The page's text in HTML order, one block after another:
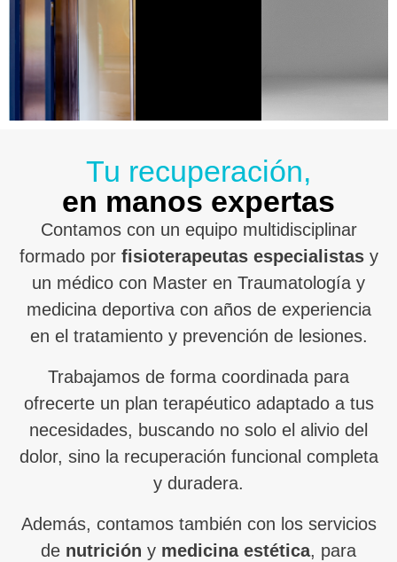
Tu recuperación,
en manos expertas
Contamos con un equipo multidisciplinar
formado por fisioterapeutas especialistasy
un médico con Master en Traumatología y
medicina deportiva con años de experiencia
en el tratamiento y prevención de lesiones.
Trabajamos de forma coordinada para
ofrecerte un plan terapéutico adaptado a tus
necesidades, buscando no solo el alivio del
dolor, sino la recuperación funcional completa
y duradera.
Además, contamos también con los servicios
de nutrición y medicina estética, para